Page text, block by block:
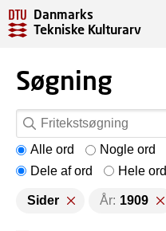
Danmarks
Tekniske Kulturarv
Søgning
Alle ord
Nogle ord
Dele af ord
Hele ord
Sider År: 1909